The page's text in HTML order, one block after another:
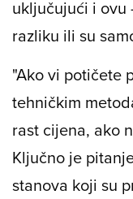
uključujući i
razliku ili su
"Ako vi potičete
tehničkim
rast cijena, ako
Ključno je
stanova koji su